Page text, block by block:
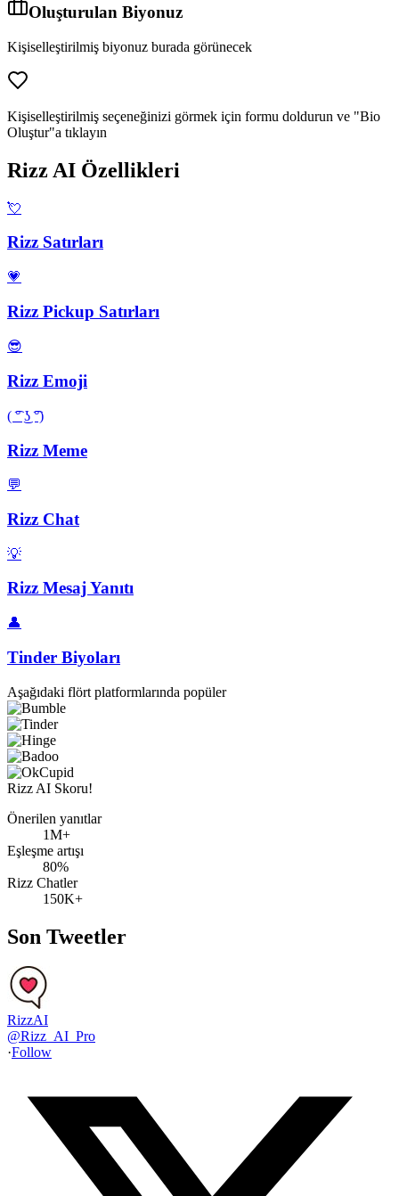
Oluşturulan Biyonuz
Kişiselleştirilmiş biyonuz burada görünecek
Kişiselleştirilmiş seçeneğinizi görmek için formu doldurun ve "Bio
Oluştur"a tıklayın
Rizz AI Özellikleri
💘
Rizz Satırları
💗
Rizz Pickup Satırları
😎
Rizz Emoji
( ͡° ͜ʖ ͡°)
Rizz Meme
💬
Rizz Chat
💡
Rizz Mesaj Yanıtı
👤
Tinder Biyoları
Aşağıdaki flört platformlarında popüler
Rizz AI Skoru!
Önerilen yanıtlar
1M+
Eşleşme artışı
80%
Rizz Chatler
150K+
Son Tweetler
RizzAI
@Rizz_AI_Pro
·Follow